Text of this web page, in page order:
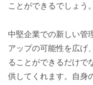
ことができるでしょう。
中堅企業での新しい管
アップの可能性を広げ
ることができるだけで
供してくれます。自身